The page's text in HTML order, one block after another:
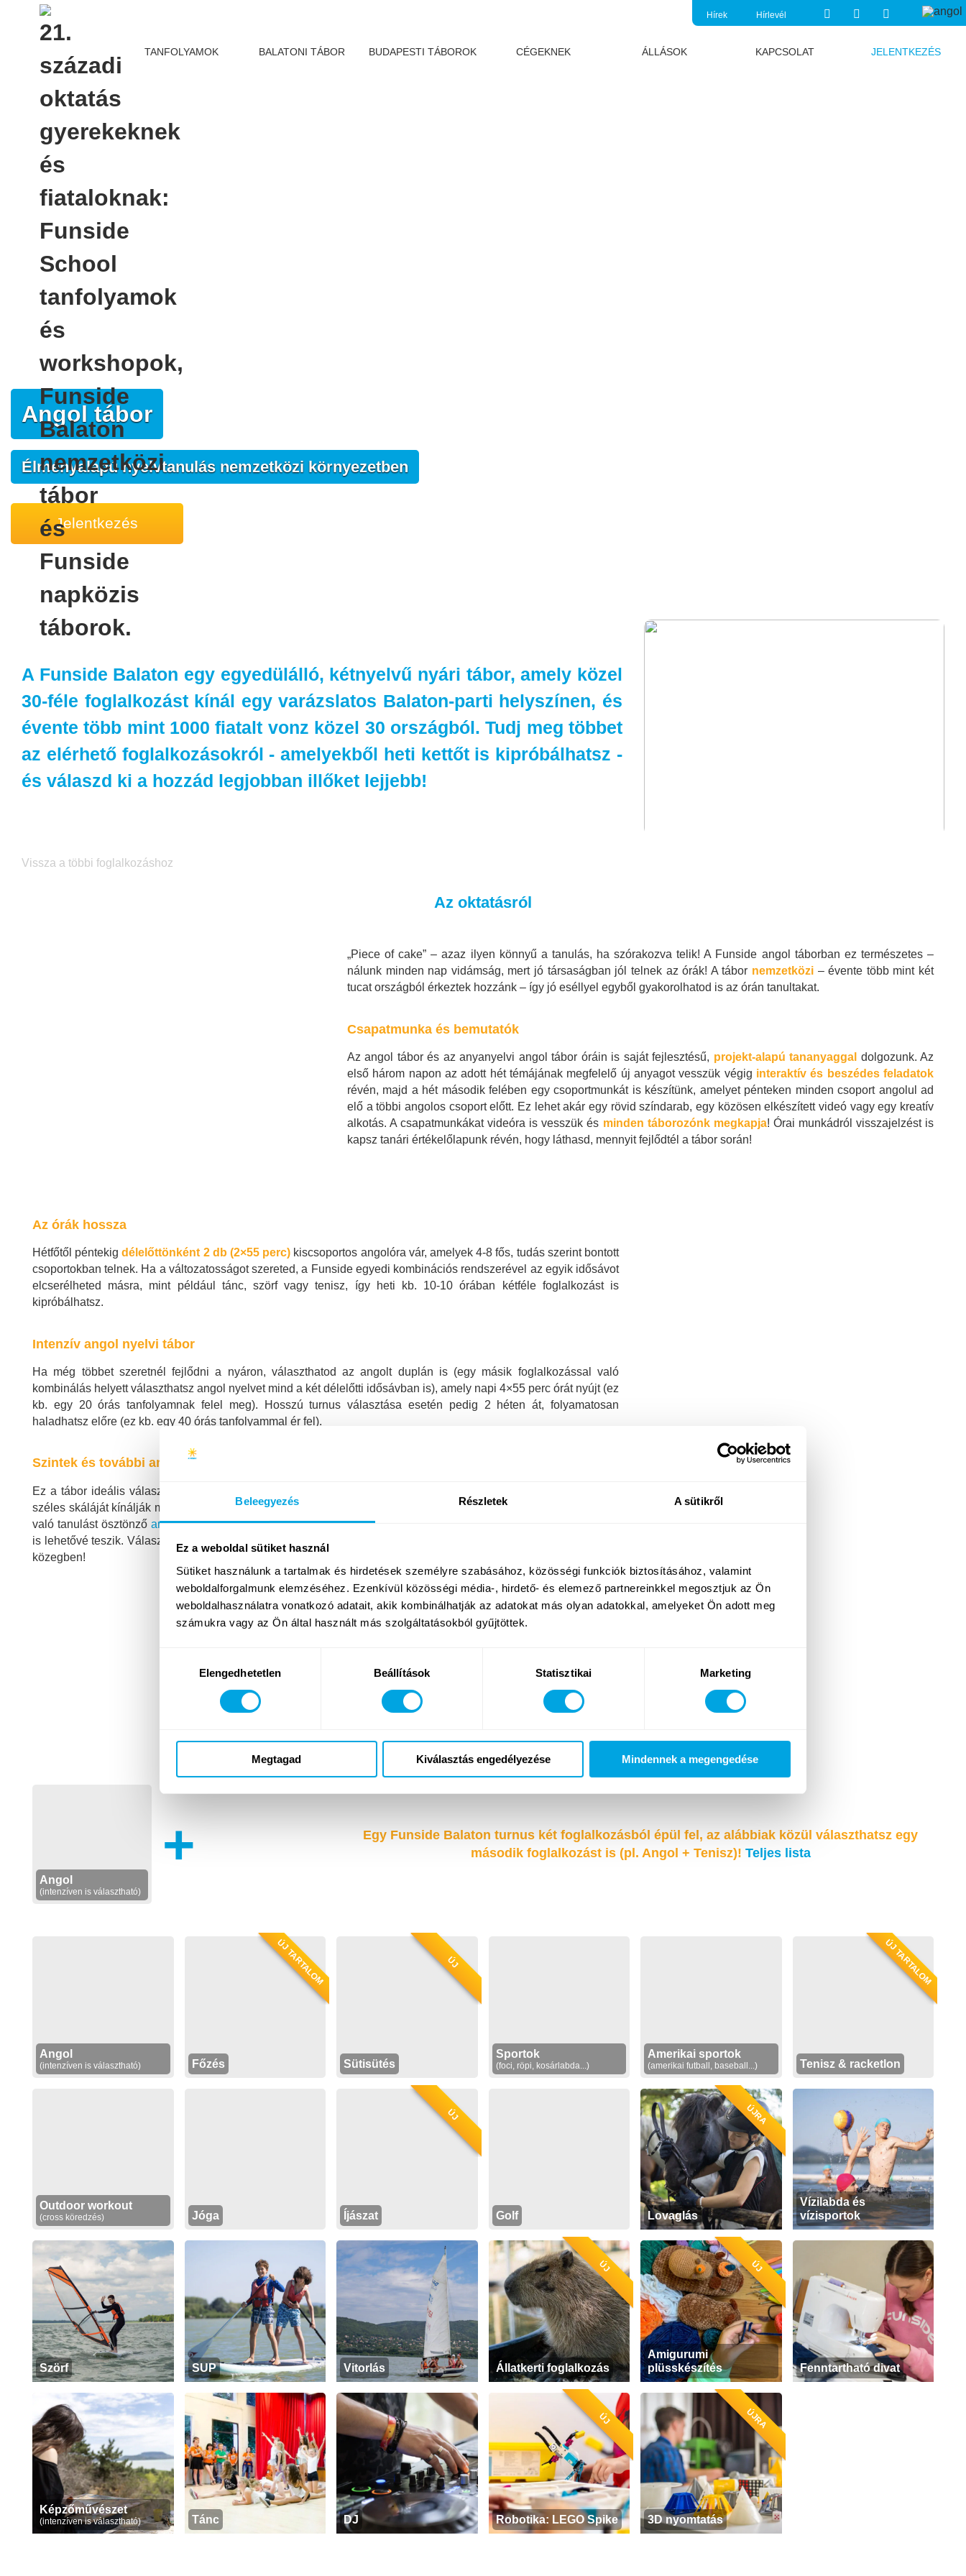
Beleegyezés Részletek A sütikről
Ez a weboldal sütiket használ
Sütiket használunk a tartalmak és hirdetések személyre szabásához, közösségi funkciók biztosításához, valamint
weboldalforgalmunk elemzéséhez. Ezenkívül közösségi média-, hirdető- és elemező partnereinkkel megosztjuk az Ön
weboldalhasználatra vonatkozó adatait, akik kombinálhatják az adatokat más olyan adatokkal, amelyeket Ön adott meg
számukra vagy az Ön által használt más szolgáltatásokból gyűjtöttek.
kiválasztásaElengedhetetlen Beállítások Statisztikai Marketing
Megtagad Kiválasztás engedélyezése Mindennek a megengedése
Hírek Hírlevél
TANFOLYAMOK BALATONI TÁBOR BUDAPESTI TÁBOROK CÉGEKNEK ÁLLÁSOK KAPCSOLAT JELENTKEZÉS
Angol tábor
Élményalapú nyelvtanulás nemzetközi környezetben
Jelentkezés
A Funside Balaton egy egyedülálló, kétnyelvű nyári tábor, amely közel
30-féle foglalkozást kínál egy varázslatos Balaton-parti helyszínen, és
évente több mint 1000 fiatalt vonz közel 30 országból. Tudj meg többet
az elérhető foglalkozásokról - amelyekből heti kettőt is kipróbálhatsz -
és válaszd ki a hozzád legjobban illőket lejjebb!
Vissza a többi foglalkozáshoz
Az oktatásról
„Piece of cake” – azaz ilyen könnyű a tanulás, ha szórakozva telik! A Funside angol táborban ez természetes –
nálunk minden nap vidámság, mert jó társaságban jól telnek az órák! A tábor nemzetközi– évente több mint két
tucat országból érkeztek hozzánk – így jó eséllyel egyből gyakorolhatod is az órán tanultakat.
Csapatmunka és bemutatók
Az angol tábor és az anyanyelvi angol tábor óráin is saját fejlesztésű, projekt-alapú tananyaggal dolgozunk. Az
első három napon az adott hét témájának megfelelő új anyagot vesszük végig interaktív és beszédes feladatok
révén, majd a hét második felében egy csoportmunkát is készítünk, amelyet pénteken minden csoport angolul ad
elő a többi angolos csoport előtt. Ez lehet akár egy rövid színdarab, egy közösen elkészített videó vagy egy kreatív
alkotás. A csapatmunkákat videóra is vesszük és minden táborozónk megkapja! Órai munkádról visszajelzést is
kapsz tanári értékelőlapunk révén, hogy láthasd, mennyit fejlődtél a tábor során!
Az órák hossza
Hétfőtől péntekigdélelőttönként 2 db (2×55 perc) kiscsoportos angolóra vár, amelyek 4-8 fős, tudás szerint bontott
csoportokban telnek. Ha a változatosságot szereted, a Funside egyedi kombinációs rendszerével az egyik idősávot
elcserélheted másra, mint például tánc, szörf vagy tenisz, így heti kb. 10-10 órában kétféle foglalkozást is
kipróbálhatsz.
Intenzív angol nyelvi tábor
Ha még többet szeretnél fejlődni a nyáron, választhatod az angolt duplán is (egy másik foglalkozással való
kombinálás helyett választhatsz angol nyelvet mind a két délelőtti idősávban is), amely napi 4×55 perc órát nyújt (ez
kb. egy 20 órás tanfolyamnak felel meg). Hosszú turnus választása esetén pedig 2 héten át, folyamatosan
haladhatsz előre (ez kb. egy 40 órás tanfolyammal ér fel).
Szintek és további angol nyelvi opciók
Ez a tábor ideális választás
széles skáláját kínálják minden szinten: azangolés
nyelvórákon felül innovatív, tapasztalati úton
való tanulást ösztönzőangol drámaéspodcast tartalomgyártás angolul
is lehetővé teszik. Válaszd a szintednek és érdeklődésednek legmegfelelőbb tábort, és fejlődj velünk egy inspiráló
közegben!
Melyik angol tábort válasszam?
Milyen foglalkozásokkal kombinálható?
Angol
(intenzíven is választható)
+
Egy Funside Balaton turnus két foglalkozásból épül fel, az alábbiak közül választhatsz egy
második foglalkozást is (pl. Angol + Tenisz)! Teljes lista
Angol
(intenzíven is választható)
ÚJ TARTALOM
Főzés
ÚJ
Sütisütés
Sportok
(foci, röpi, kosárlabda...)
Amerikai sportok
(amerikai futball, baseball...)
ÚJ TARTALOM
Tenisz & racketlon
Outdoor workout
(cross köredzés) Jóga
ÚJ
Íjászat Golf
ÚJRA
Lovaglás
Vízilabda és
vízisportok
Szörf SUP Vitorlás
ÚJ
Állatkerti foglalkozás
ÚJ
Amigurumi
plüsskészítés
Fenntartható divat
Képzőművészet
(intenzíven is választható) Tánc DJ
ÚJ
Robotika: LEGO Spike
ÚJRA
3D nyomtatás